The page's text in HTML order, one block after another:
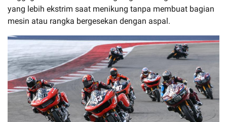
yang lebih ekstrim saat menikung tanpa membuat bagian
mesin atau rangka bergesekan dengan aspal.